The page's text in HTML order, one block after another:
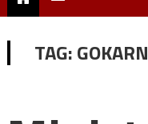
TAG: